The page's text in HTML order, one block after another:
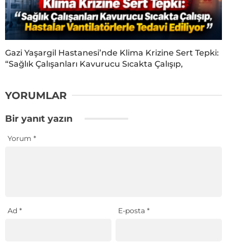
Gazi Yaşargil Hastanesi’nde Klima Krizine Sert Tepki:
“Sağlık Çalışanları Kavurucu Sıcakta Çalışıp,
YORUMLAR
Bir yanıt yazın
Yorum *
Ad * E-posta*